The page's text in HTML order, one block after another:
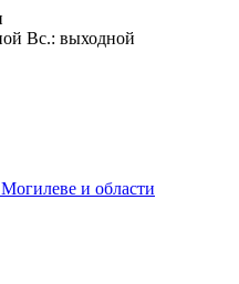
Вс.: выходной
и области